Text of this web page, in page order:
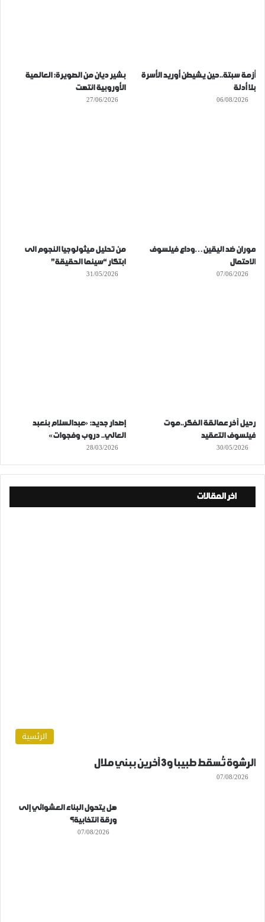
أزمة سبتة..حين يشيطن أوريد الأسرة
بلا أدلة
06/08/2026
بشير ديان من الصويرة: العالمية
الأوروبية انتهت
27/06/2026
موران ضد اليقين…وداع فيلسوف
الاحتمال
07/06/2026
من تحليل ميثولوجيا النجوم الى
ابتكار “سينما الحقيقة”
31/05/2026
رحيل آخر عمالقة الفكر..موت
فيلسوف التعقيد
30/05/2026
إصدار جديد: «عبدالسلام بنعبد
العالي.. دروب وفجوات»
28/03/2026
اخر المقالات
الرئسية
الرشوة تُسقط طبيبا و3 آخرين ببني ملال
07/08/2026
هل يتحول البناء العشوائي إلى
ورقة انتخابية؟
07/08/2026